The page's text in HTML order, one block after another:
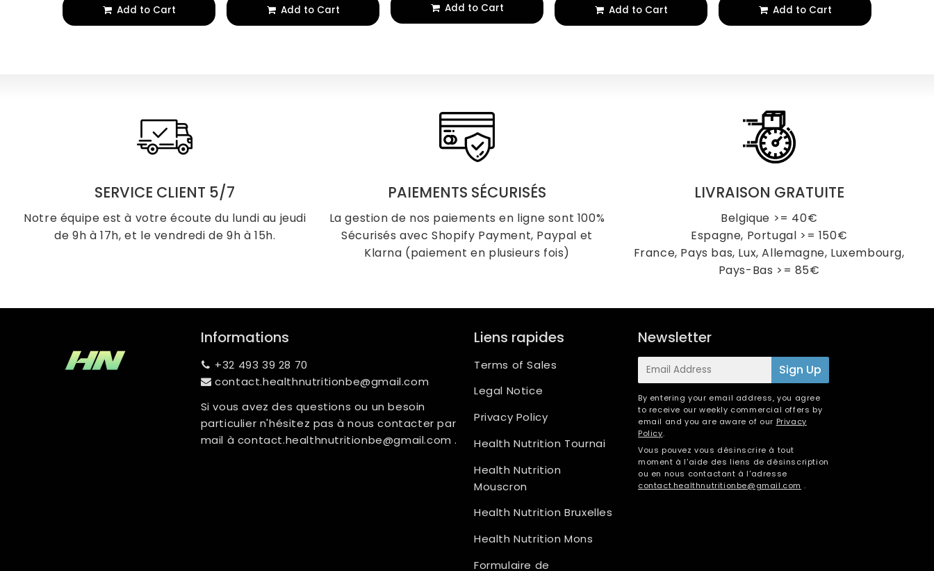
Add to Cart Add to Cart Add to Cart Add to Cart Add to Cart
SERVICE CLIENT 5/7
Notre équipe est à votre écoute du lundi au jeudi
de 9h à 17h, et le vendredi de 9h à 15h.
PAIEMENTS SÉCURISÉS
La gestion de nos paiements en ligne sont 100%
Sécurisés avec Shopify Payment, Paypal et
Klarna (paiement en plusieurs fois)
LIVRAISON GRATUITE
Belgique >= 40€
Espagne, Portugal >= 150€
France, Pays bas, Lux, Allemagne, Luxembourg,
Pays-Bas >= 85€
Informations
+32 493 39 28 70
contact.healthnutritionbe@gmail.com
Si vous avez des questions ou un besoin
particulier n'hésitez pas à nous contacter par
mail à contact.healthnutritionbe@gmail.com .
Liens rapides
Terms of Sales
Legal Notice
Privacy Policy
Health Nutrition Tournai
Health Nutrition
Mouscron
Health Nutrition Bruxelles
Health Nutrition Mons
Formulaire de
Newsletter
E-
mail
Sign Up
By entering your email address, you agree
to receive our weekly commercial offers by
email and you are aware of our Privacy
Policy.
Vous pouvez vous désinscrire à tout
moment à l'aide des liens de désinscription
ou en nous contactant à l'adresse
contact.healthnutritionbe@gmail.com .